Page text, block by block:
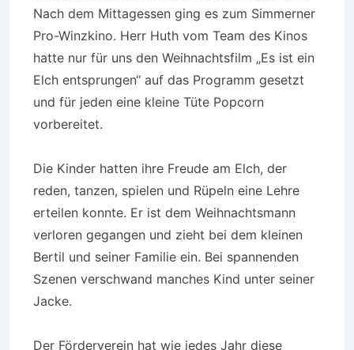
Nach dem Mittagessen ging es zum Simmerner
Pro-Winzkino. Herr Huth vom Team des Kinos
hatte nur für uns den Weihnachtsfilm „Es ist ein
Elch entsprungen“ auf das Programm gesetzt
und für jeden eine kleine Tüte Popcorn
vorbereitet.
Die Kinder hatten ihre Freude am Elch, der
reden, tanzen, spielen und Rüpeln eine Lehre
erteilen konnte. Er ist dem Weihnachtsmann
verloren gegangen und zieht bei dem kleinen
Bertil und seiner Familie ein. Bei spannenden
Szenen verschwand manches Kind unter seiner
Jacke.
Der Förderverein hat wie jedes Jahr diese